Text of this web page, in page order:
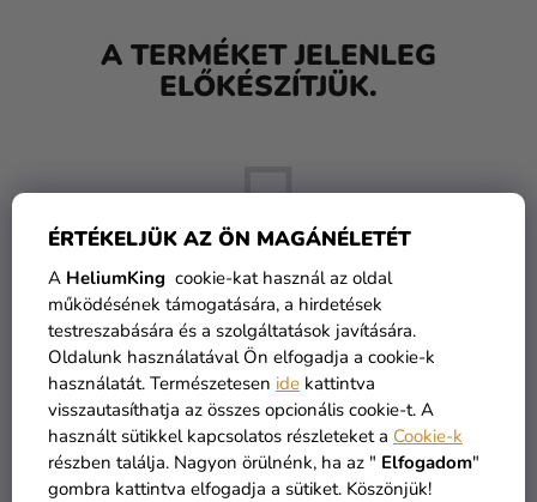
ÉRTÉKELJÜK AZ ÖN MAGÁNÉLETÉT
A HeliumKing cookie-kat használ az oldal
működésének támogatására, a hirdetések
testreszabására és a szolgáltatások javítására.
Oldalunk használatával Ön elfogadja a cookie-k
használatát. Természetesen ide kattintva
visszautasíthatja az összes opcionális cookie-t. A
használt sütikkel kapcsolatos részleteket a Cookie-k
részben találja. Nagyon örülnénk, ha az " Elfogadom"
gombra kattintva elfogadja a sütiket. Köszönjük!
Újdonság
Kreatív
kellékek
Témák
Személyre
szabott
termékek
Kiárusítás
Rólunk
A TERMÉKET JELENLEG
ELŐKÉSZÍTJÜK.
De a többi kategóriát is megtekintheti.
VÁSÁRLÁS FOLYTATÁSA